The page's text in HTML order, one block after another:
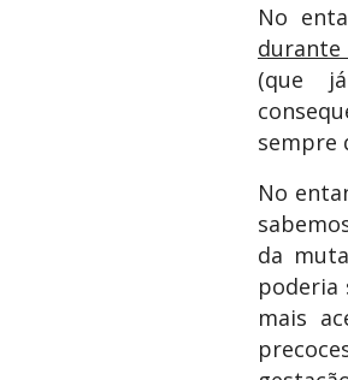
No
(que
sempre
No
da
poderia
mais